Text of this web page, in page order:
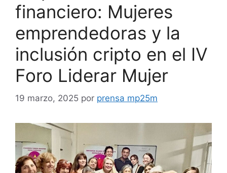
financiero: Mujeres
emprendedoras y la
inclusión cripto en el IV
Foro Liderar Mujer
19 marzo, 2025 por prensa mp25m